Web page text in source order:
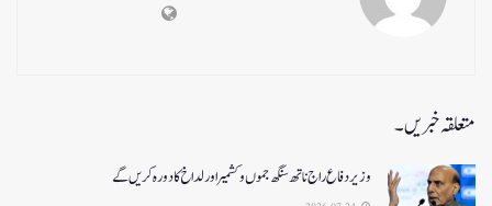
متعلقہ خبریں۔
وزیر دفاع راج ناتھ سنگھ جموں و کشمیر اور لداخ کا دورہ کریں گے